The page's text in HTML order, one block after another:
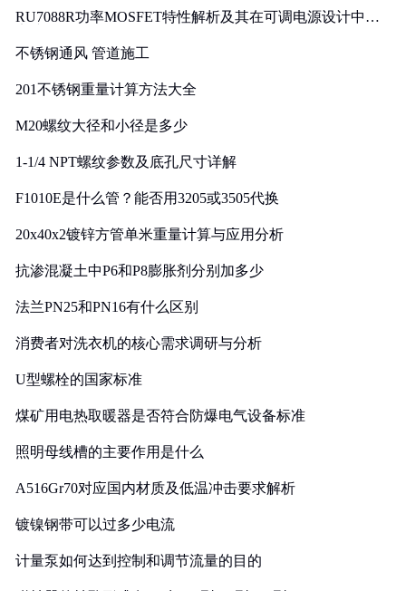
RU7088R功率MOSFET特性解析及其在可调电源设计中的
不锈钢通风 管道施工
201不锈钢重量计算方法大全
M20螺纹大径和小径是多少
1-1/4 NPT螺纹参数及底孔尺寸详解
F1010E是什么管？能否用3205或3505代换
20x40x2镀锌方管单米重量计算与应用分析
抗渗混凝土中P6和P8膨胀剂分别加多少
法兰PN25和PN16有什么区别
消费者对洗衣机的核心需求调研与分析
U型螺栓的国家标准
煤矿用电热取暖器是否符合防爆电气设备标准
照明母线槽的主要作用是什么
A516Gr70对应国内材质及低温冲击要求解析
镀镍钢带可以过多少电流
计量泵如何达到控制和调节流量的目的